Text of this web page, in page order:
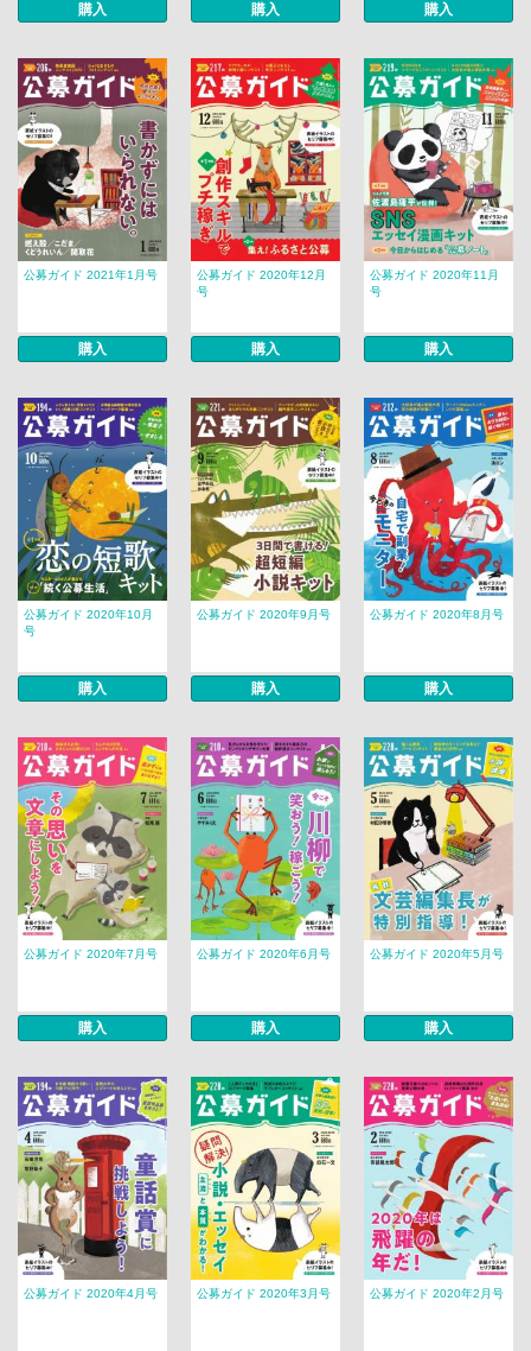
購入 購入 購入
公募ガイド 2021年1月号
購入
公募ガイド 2020年12月
号
購入
公募ガイド 2020年11月
号
購入
公募ガイド 2020年10月
号
購入
公募ガイド 2020年9月号
購入
公募ガイド 2020年8月号
購入
公募ガイド 2020年7月号
購入
公募ガイド 2020年6月号
購入
公募ガイド 2020年5月号
購入
公募ガイド 2020年4月号 公募ガイド 2020年3月号 公募ガイド 2020年2月号